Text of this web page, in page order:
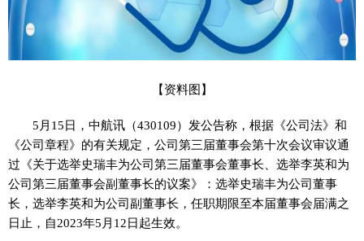
【资料图】
5月15日，中航讯（430109）发公告称，根据《公司法》和
《公司章程》的有关规定，公司第三届董事会第十次会议审议通
过《关于选举史瑞丰为公司第三届董事会董事长、选举李英和为
公司第三届董事会副董事长的议案》：选举史瑞丰为公司董事
长，选举李英和为公司副董事长，任职期限至本届董事会届满之
日止，自2023年5月12日起生效。